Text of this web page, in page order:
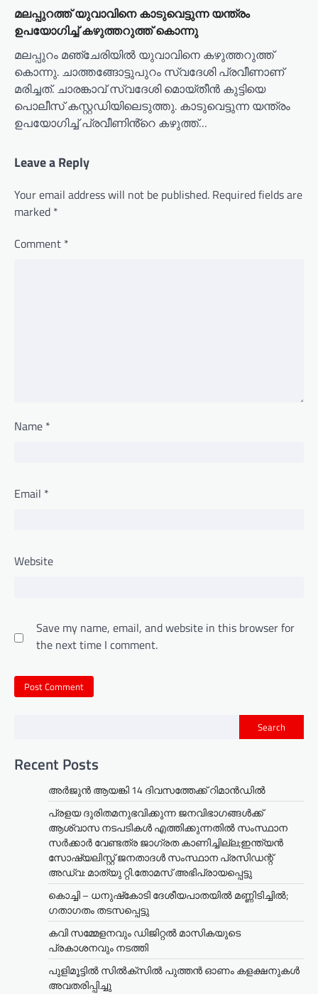
മലപ്പുറത്ത് യുവാവിനെ കാടുവെട്ടുന്ന യന്ത്രം
ഉപയോഗിച്ച് കഴുത്തറുത്ത് കൊന്നു
മലപ്പുറം മഞ്ചേരിയിൽ യുവാവിനെ കഴുത്തറുത്ത്
കൊന്നു. ചാത്തങ്ങോട്ടുപുറം സ്വദേശി പ്രവീണാണ്
മരിച്ചത്. ചാരങ്കാവ് സ്വദേശി മൊയ്തീൻ കുട്ടിയെ
പൊലീസ് കസ്റ്റഡിയിലെടുത്തു. കാടുവെട്ടുന്ന യന്ത്രം
ഉപയോഗിച്ച് പ്രവീണിൻ്റെ കഴുത്ത്…
Leave a Reply
Your email address will not be published. Required fields are
marked *
Comment *
Name *
Email *
Website
Save my name, email, and website in this browser for
the next time I comment.
Search
Recent Posts
അര്‍ജുന്‍ ആയങ്കി 14 ദിവസത്തേക്ക് റിമാന്‍ഡില്‍
പ്രളയ ദുരിതമനുഭവിക്കുന്ന ജനവിഭാഗങ്ങൾക്ക്
ആശ്വാസ നടപടികൾ എത്തിക്കുന്നതിൽ സംസ്ഥാന
സർക്കാർ വേണ്ടത്ര ജാഗ്രത കാണിച്ചില്ല;ഇന്ത്യൻ
സോഷ്യലിസ്റ്റ് ജനതാദൾ സംസ്ഥാന പ്രസിഡന്റ്
അഡ്വ: മാത്യു റ്റി.തോമസ് അഭിപ്രായപ്പെട്ടു
കൊച്ചി – ധനുഷ്‌കോടി ദേശീയപാതയിൽ മണ്ണിടിച്ചിൽ;
ഗതാഗതം തടസപ്പെട്ടു
കവി സമ്മേളനവും ഡിജിറ്റൽ മാസികയുടെ
പ്രകാശനവും നടത്തി
പുളിമൂട്ടിൽ സിൽക്‌സിൽ പുത്തൻ ഓണം കളക്ഷനുകൾ
അവതരിപ്പിച്ചു